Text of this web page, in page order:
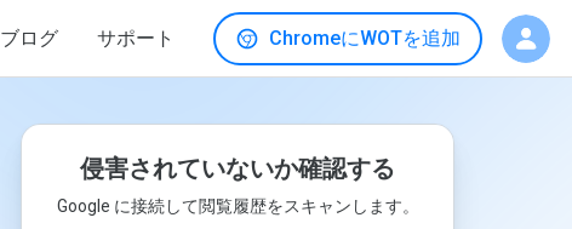
ブログ サポート ChromeにWOTを追加
侵害されていないか確認する
Google に接続して閲覧履歴をスキャンします。